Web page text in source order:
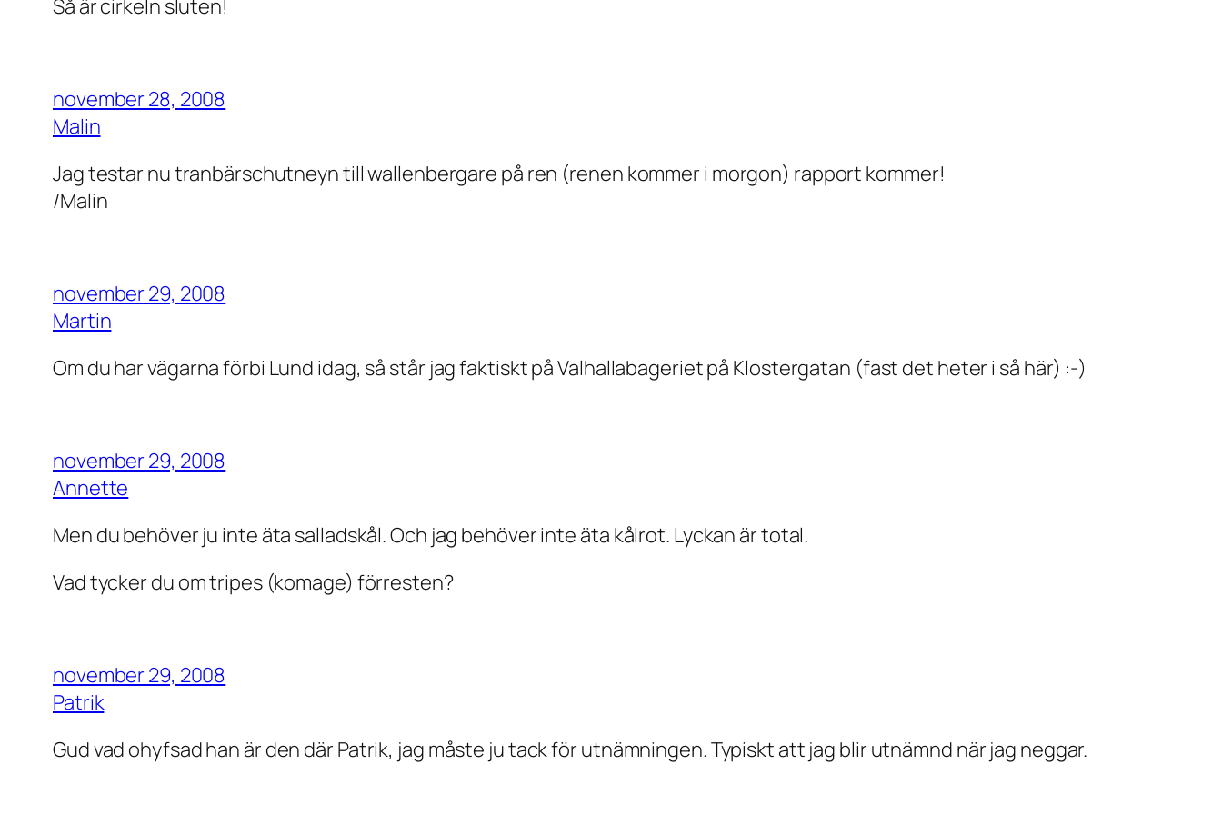
Så är cirkeln sluten!
november 28, 2008
Malin
Jag testar nu tranbärschutneyn till wallenbergare på ren (renen kommer i morgon) rapport kommer!
/Malin
november 29, 2008
Martin
Om du har vägarna förbi Lund idag, så står jag faktiskt på Valhallabageriet på Klostergatan (fast det heter i så här) :-)
november 29, 2008
Annette
Men du behöver ju inte äta salladskål. Och jag behöver inte äta kålrot. Lyckan är total.
Vad tycker du om tripes (komage) förresten?
november 29, 2008
Patrik
Gud vad ohyfsad han är den där Patrik, jag måste ju tack för utnämningen. Typiskt att jag blir utnämnd när jag neggar.